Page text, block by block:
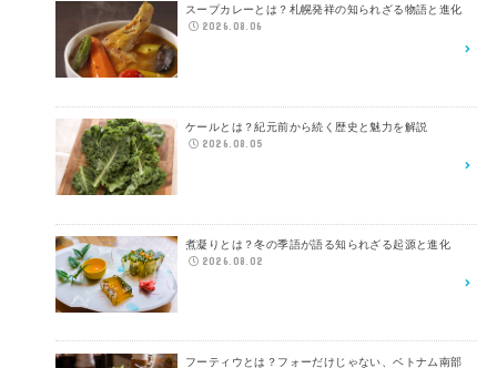
スープカレーとは？札幌発祥の知られざる物語と進化
2026.08.06
ケールとは？紀元前から続く歴史と魅力を解説
2026.08.05
煮凝りとは？冬の季語が語る知られざる起源と進化
2026.08.02
フーティウとは？フォーだけじゃない、ベトナム南部